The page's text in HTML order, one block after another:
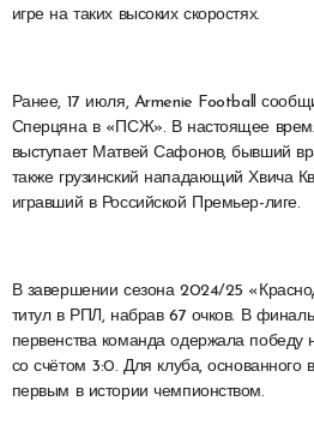
игре на таких высоких скоростях.
Ранее, 17 июля, Armenie Football
Сперцяна в «ПСЖ». В настоящее
выступает Матвей Сафонов, бывший
также грузинский нападающий Хвича
игравший в Российской Премьер-лиге.
В завершении сезона 2024/25
титул в РПЛ, набрав 67 очков. В
первенства команда одержала
со счётом 3:0. Для клуба, основанного
первым в истории чемпионством.